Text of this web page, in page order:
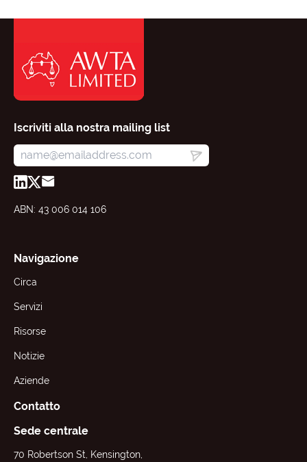
Iscriviti alla nostra mailing list
ABN: 43 006 014 106
Navigazione
Circa
Servizi
Risorse
Notizie
Aziende
Contatto
Sede centrale
70 Robertson St, Kensington,